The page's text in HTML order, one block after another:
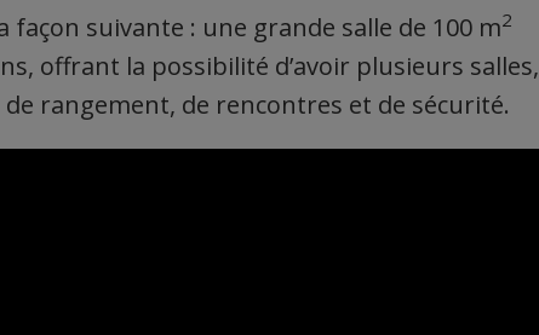
façon suivante : une grande salle de 100 m2
offrant la possibilité d’avoir plusieurs salles,
rangement, de rencontres et de sécurité.